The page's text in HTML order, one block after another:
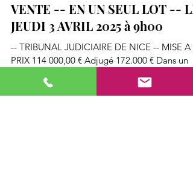
VENTE -- EN UN SEUL LOT -- LE
JEUDI 3 AVRIL 2025 à 9h00
-- TRIBUNAL JUDICIAIRE DE NICE -- MISE A
PRIX 114 000,00 € Adjugé 172.000 € Dans un